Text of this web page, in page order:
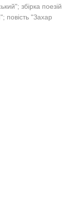
збірка поезій
повість "Захар